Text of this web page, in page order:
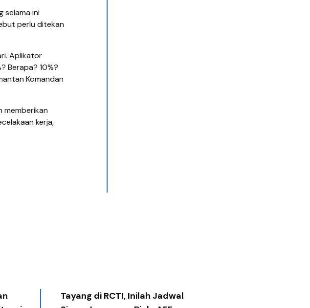
selama ini
perlu ditekan
Aplikator
Berapa? 10%?
Komandan
memberikan
kerja,
Tayang di RCTI, Inilah Jadwal